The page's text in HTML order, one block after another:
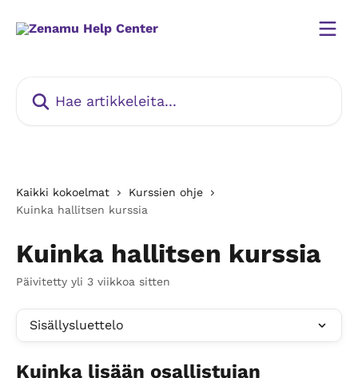
Kaikki kokoelmat
Kurssien ohje
Kuinka hallitsen kurssia
Kuinka hallitsen kurssia
Päivitetty yli 3 viikkoa sitten
Sisällysluettelo
Kuinka lisään osallistujan